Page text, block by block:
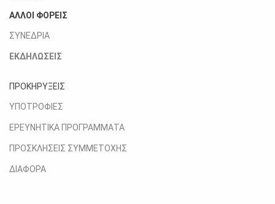
ΑΛΛΟΙ ΦΟΡΕΙΣ
ΣΥΝΕΔΡΙΑ
ΕΚΔΗΛΩΣΕΙΣ
ΠΡΟΚΗΡΥΞΕΙΣ
ΥΠΟΤΡΟΦΙΕΣ
ΕΡΕΥΝΗΤΙΚΑ ΠΡΟΓΡΑΜΜΑΤΑ
ΠΡΟΣΚΛΗΣΕΙΣ ΣΥΜΜΕΤΟΧΗΣ
ΔΙΑΦΟΡΑ